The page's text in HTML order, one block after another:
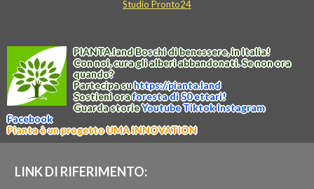
Studio Pronto24
PIANTA.landBoschi di benessere, in Italia!
Con noi, cura gli alberi abbandonati. Se non ora
quando?
Partecipa suhttps://pianta.land
Sostieni oraforesta di 50 ettari!
Guarda storieYoutubeTiktokInstagram
Facebook
Pianta è un progetto UMA INNOVATION
LINK DI RIFERIMENTO: